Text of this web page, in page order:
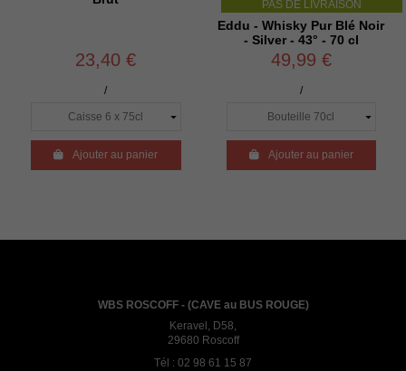
23,40 €
/
Ajouter au panier
PAS DE LIVRAISON
Eddu - Whisky Pur Blé Noir
- Silver - 43° - 70 cl
49,99 €
/
Ajouter au panier
WBS ROSCOFF - (CAVE au BUS ROUGE)
Keravel, D58,
29680 Roscoff
Tél : 02 98 61 15 87